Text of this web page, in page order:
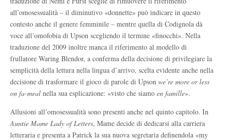
all’omosessualità – il diminutivo «donnette» può indicare in questo
contesto anche il genere femminile – mentre quella di Codignola dà
voce all’omofobia di Upson scegliendo il termine «finocchi». Nella
traduzione del 2009 inoltre manca il riferimento al modello di
frullatore Waring Blendor, a conferma della decisione di privilegiare la
semplicità della lettura nella lingua d’arrivo, scelta evidente anche nella
decisione di trasformare il gioco di parole di Upson we’re more or less
on fa-meal nella sua esplicazione: «visto che siamo en famille».
Allusioni all’omosessualità sono presenti anche nel quinto capitolo. In
Auntie Mame Lady of Letters, Mame decide di dedicarsi alla carriera
letteraria e presenta a Patrick la sua nuova segretaria definendola «my